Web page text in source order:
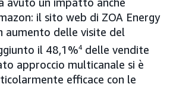
il sito web di ZOA Energy
aumento delle visite del
il 48,1%4 delle vendite
approccio multicanale si è
efficace con le